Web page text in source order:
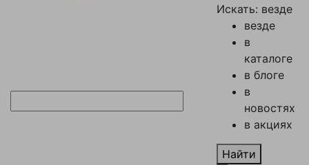
Искать: везде
везде
в
каталоге
в блоге
в
новостях
в акциях
Найти